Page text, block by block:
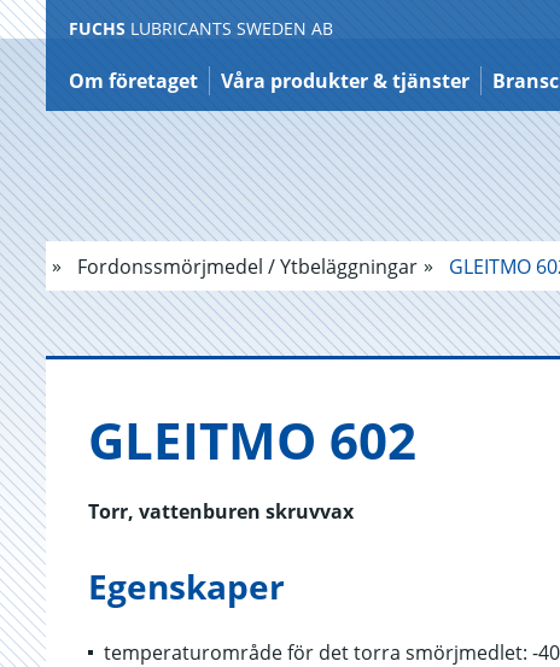
Hoppa
till
innehållet
FUCHS LUBRICANTS SWEDEN AB
Om företaget Våra produkter & tjänster
Fordonssmörjmedel / Ytbeläggningar GLEITMO
GLEIT­MO 602
Torr, vattenburen skruvvax
Egenskaper
temperaturområde för det torra smörjmedlet: -40